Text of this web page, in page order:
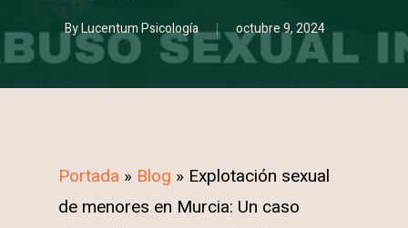
ByLucentum Psicología octubre 9, 2024
Portada » Blog » Explotación sexual
de menores en Murcia: Un caso